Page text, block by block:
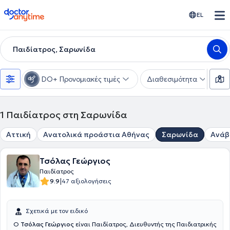
doctoranytime EL
Παιδίατρος, Σαρωνίδα
DO+ Προνομιακές τιμές Διαθεσιμότητα
1 Παιδίατρος στη Σαρωνίδα
Αττική Ανατολικά προάστια Αθήνας Σαρωνίδα
Τσόλας Γεώργιος
Παιδίατρος
9.9|47 αξιολογήσεις
Σχετικά με τον ειδικό
Ο Τσόλας Γεώργιος είναι Παιδίατρος, Διευθυντής της Παιδιατρικής